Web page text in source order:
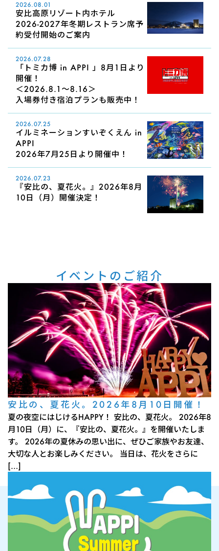
2026.08.01
安比高原リゾート内ホテル
2026-2027年冬期レストラン席予
約受付開始のご案内
2026.07.28
「トミカ博 in APPI 」8月1日より
開催！
＜2026.8.1～8.16＞
入場券付き宿泊プランも販売中！
2026.07.25
イルミネーションすいぞくえん in
APPI
2026年7月25日より開催中！
2026.07.23
『安比の、夏花火。』2026年8月
10日（月）開催決定！
イベントのご紹介
安比の、夏花火。2026年8月10日開催！
夏の夜空にはじけるHAPPY！ 安比の、夏花火。 2026年8
月10日（月）に、『安比の、夏花火。』を開催いたしま
す。 2026年の夏休みの思い出に、ぜひご家族やお友達、
大切な人とお楽しみください。 当日は、花火をさらに
[…]